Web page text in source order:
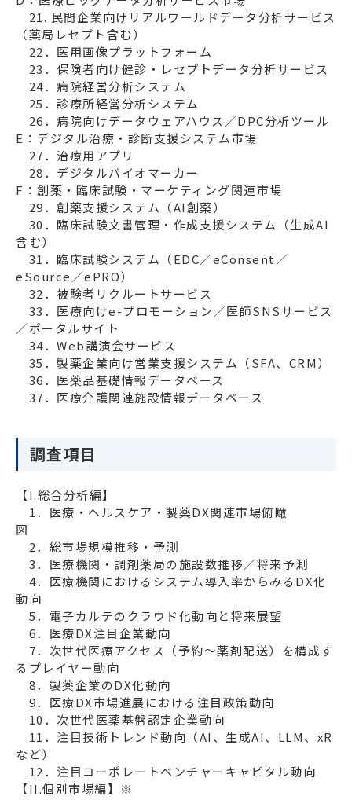
21. 民間企業向けリアルワールドデータ分析サービス
（薬局レセプト含む）
22．医用画像プラットフォーム
23．保険者向け健診・レセプトデータ分析サービス
24．病院経営分析システム
25．診療所経営分析システム
E：デジタル治療・診断支援システム市場
27．治療用アプリ
F：創薬・臨床試験・マーケティング関連市場
29．創薬支援システム（AI創薬）
30．臨床試験文書管理・作成支援システム（生成AI
含む）
31．臨床試験システム（EDC／eConsent／
eSource／ePRO）
32．被験者リクルートサービス
33．医療向けe-プロモーション／医師SNSサービス
／ポータルサイト
34．Web講演会サービス
35．製薬企業向け営業支援システム（SFA、CRM）
36．医薬品基礎情報データベース
調査項目
【I.総合分析編】
1．医療・ヘルスケア・製薬DX関連市場俯瞰
図
2．総市場規模推移・予測
3．医療機関・調剤薬局の施設数推移／将来予測
4．医療機関におけるシステム導入率からみるDX化
動向
5．電子カルテのクラウド化動向と将来展望
6．医療DX注目企業動向
7．次世代医療アクセス（予約～薬剤配送）を構成す
るプレイヤー動向
8．製薬企業のDX化動向
9．医療DX市場進展における注目政策動向
10．次世代医薬基盤認定企業動向
11．注目技術トレンド動向（AI、生成AI、LLM、xR
など）
【II.個別市場編】※